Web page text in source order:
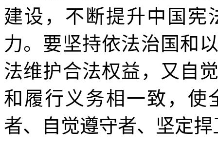
建设，不断提升中国宪
力。要坚持依法治国和
法维护合法权益，又自
和履行义务相一致，使
者、自觉遵守者、坚定捍